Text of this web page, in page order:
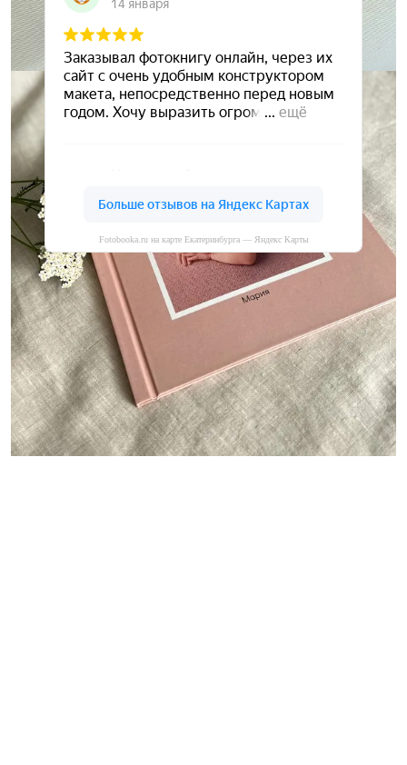
Fotobooka.ru на карте Екатеринбурга — Яндекс Карты
Сохраните ваши воспоминания
А мы вам в этом поможем